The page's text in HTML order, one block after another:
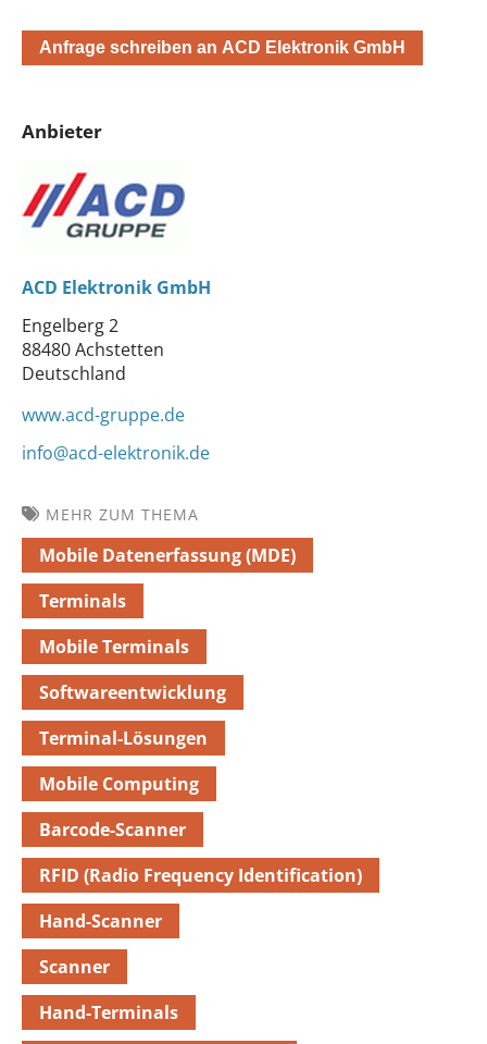
Anfrage schreiben an ACD Elektronik GmbH
Anbieter
ACD Elektronik GmbH
Engelberg 2
88480 Achstetten
Deutschland
www.acd-gruppe.de
info@acd-elektronik.de
MEHR ZUM THEMA
Mobile Datenerfassung (MDE)
Terminals
Mobile Terminals
Softwareentwicklung
Terminal-Lösungen
Mobile Computing
Barcode-Scanner
RFID (Radio Frequency Identification)
Hand-Scanner
Scanner
Hand-Terminals